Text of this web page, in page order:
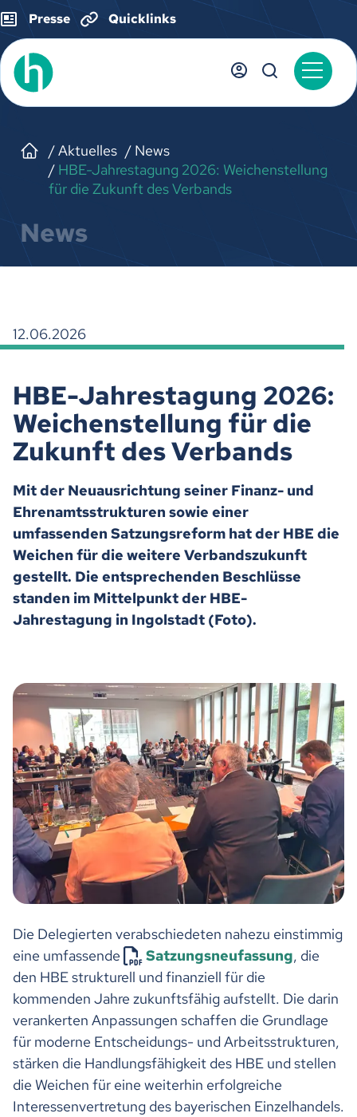
Presse Quicklinks
Aktuelles
News
HBE-Jahrestagung 2026: Weichenstellung
für die Zukunft des Verbands
News
12.06.2026
HBE-Jahrestagung 2026:
Weichenstellung für die
Zukunft des Verbands
Mit der Neuausrichtung seiner Finanz- und
Ehrenamtsstrukturen sowie einer
umfassenden Satzungsreform hat der HBE die
Weichen für die weitere Verbandszukunft
gestellt. Die entsprechenden Beschlüsse
standen im Mittelpunkt der HBE-
Jahrestagung in Ingolstadt (Foto).
Die Delegierten verabschiedeten nahezu einstimmig
eine umfassende
Satzungsneufassung, die
den HBE strukturell und finanziell für die
kommenden Jahre zukunftsfähig aufstellt. Die darin
verankerten Anpassungen schaffen die Grundlage
für moderne Entscheidungs- und Arbeitsstrukturen,
stärken die Handlungsfähigkeit des HBE und stellen
die Weichen für eine weiterhin erfolgreiche
Interessenvertretung des bayerischen Einzelhandels.